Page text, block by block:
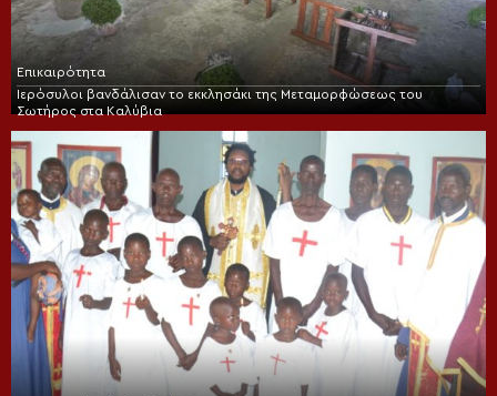
Επικαιρότητα
Ιερόσυλοι βανδάλισαν το εκκλησάκι της Μεταμορφώσεως του
Σωτήρος στα Καλύβια